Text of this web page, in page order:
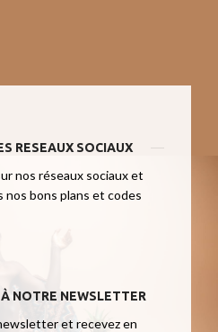
RESEAUX SOCIAUX
nos réseaux sociaux et
bons plans et codes
NOTRE NEWSLETTER
et recevez en